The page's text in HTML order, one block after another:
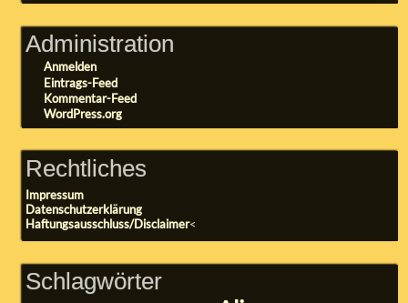
Administration
Anmelden
Eintrags-Feed
Kommentar-Feed
WordPress.org
Rechtliches
Impressum
Datenschutzerklärung
Haftungsausschluss/Disclaimer<
Schlagwörter